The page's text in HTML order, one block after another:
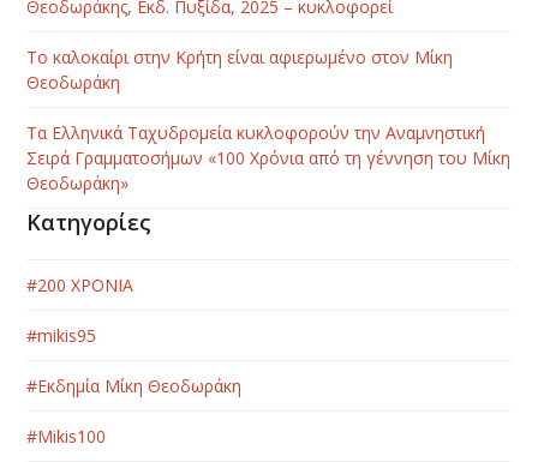
Θεοδωράκης, Εκδ. Πυξίδα, 2025 – κυκλοφορεί
Το καλοκαίρι στην Κρήτη είναι αφιερωμένο στον Μίκη
Θεοδωράκη
Τα Ελληνικά Ταχυδρομεία κυκλοφορούν την Αναμνηστική
Σειρά Γραμματοσήμων «100 Χρόνια από τη γέννηση του Μίκη
Θεοδωράκη»
Κατηγορίες
#200 ΧΡΟΝΙΑ
#mikis95
#Εκδημία Μίκη Θεοδωράκη
#Μikis100